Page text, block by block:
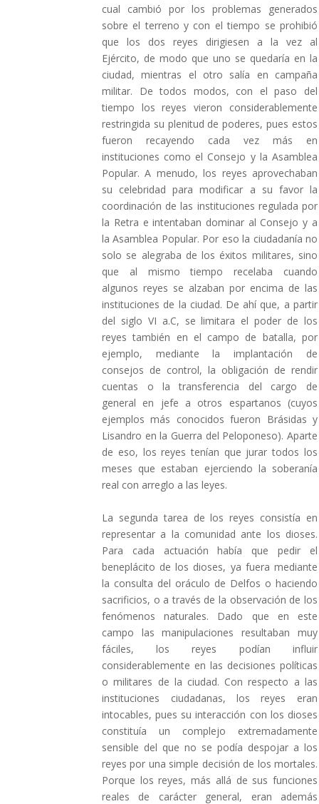
cual cambió por los problemas generados
sobre el terreno y con el tiempo se prohibió
que los dos reyes dirigiesen a la vez al
Ejército, de modo que uno se quedaría en la
ciudad, mientras el otro salía en campaña
militar. De todos modos, con el paso del
tiempo los reyes vieron considerablemente
restringida su plenitud de poderes, pues estos
fueron recayendo cada vez más en
instituciones como el Consejo y la Asamblea
Popular. A menudo, los reyes aprovechaban
su celebridad para modificar a su favor la
coordinación de las instituciones regulada por
la Retra e intentaban dominar al Consejo y a
la Asamblea Popular. Por eso la ciudadanía no
solo se alegraba de los éxitos militares, sino
que al mismo tiempo recelaba cuando
algunos reyes se alzaban por encima de las
instituciones de la ciudad. De ahí que, a partir
del siglo VI a.C, se limitara el poder de los
reyes también en el campo de batalla, por
ejemplo, mediante la implantación de
consejos de control, la obligación de rendir
cuentas o la transferencia del cargo de
general en jefe a otros espartanos (cuyos
ejemplos más conocidos fueron Brásidas y
Lisandro en la Guerra del Peloponeso). Aparte
de eso, los reyes tenían que jurar todos los
meses que estaban ejerciendo la soberanía
real con arreglo a las leyes.
La segunda tarea de los reyes consistía en
representar a la comunidad ante los dioses.
Para cada actuación había que pedir el
beneplácito de los dioses, ya fuera mediante
la consulta del oráculo de Delfos o haciendo
sacrificios, o a través de la observación de los
fenómenos naturales. Dado que en este
campo las manipulaciones resultaban muy
fáciles, los reyes podían influir
considerablemente en las decisiones políticas
o militares de la ciudad. Con respecto a las
instituciones ciudadanas, los reyes eran
intocables, pues su interacción con los dioses
constituía un complejo extremadamente
sensible del que no se podía despojar a los
reyes por una simple decisión de los mortales.
Porque los reyes, más allá de sus funciones
reales de carácter general, eran además